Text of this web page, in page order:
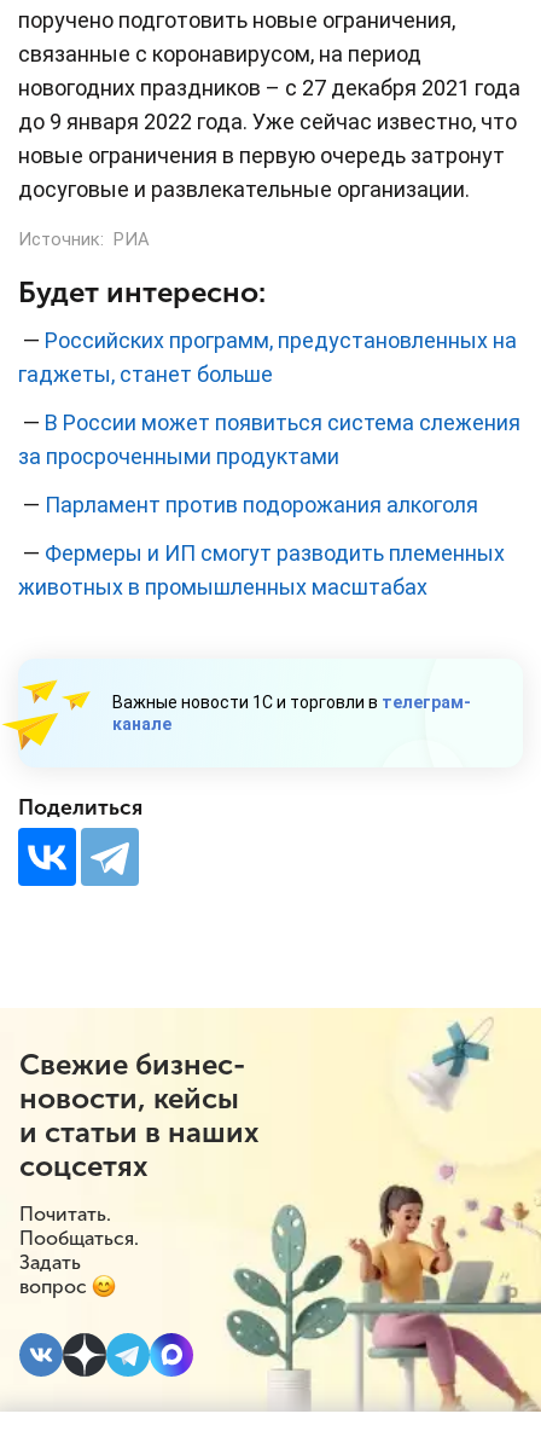
поручено подготовить новые ограничения,
связанные с коронавирусом, на период
новогодних праздников – с 27 декабря 2021 года
до 9 января 2022 года. Уже сейчас известно, что
новые ограничения в первую очередь затронут
досуговые и развлекательные организации.
Источник: РИА
Будет интересно:
— Российских программ, предустановленных на
гаджеты, станет больше
— В России может появиться система слежения
за просроченными продуктами
— Парламент против подорожания алкоголя
— Фермеры и ИП смогут разводить племенных
животных в промышленных масштабах
Важные новости 1С и торговли в телеграм-
канале
Поделиться
Свежие бизнес-
новости, кейсы
и статьи в наших
соцсетях
Почитать.
Пообщаться.
Задать
вопрос